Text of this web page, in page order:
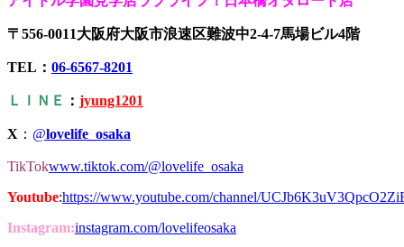
〒556-0011大阪府大阪市浪速区難波中2-4-7馬場ビル4階
TEL： 06-6567-8201
ＬＩＮＥ ： jyung1201
X ： @lovelife_osaka
TikTokwww.tiktok.com/@lovelife_osaka
Youtube:https://www.youtube.com/channel/
Instagram:instagram.com/lovelifeosaka